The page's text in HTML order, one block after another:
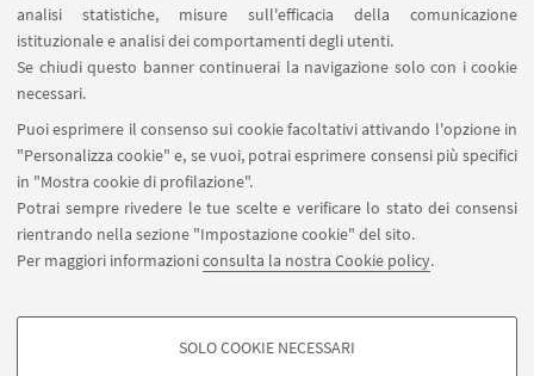
analisi statistiche, misure sull'efficacia della comunicazione
istituzionale e analisi dei comportamenti degli utenti.
Se chiudi questo banner continuerai la navigazione solo con i cookie
necessari.
Puoi esprimere il consenso sui cookie facoltativi attivando l'opzione in
"Personalizza cookie" e, se vuoi, potrai esprimere consensi più specifici
in "Mostra cookie di profilazione".
Potrai sempre rivedere le tue scelte e verificare lo stato dei consensi
rientrando nella sezione "Impostazione cookie" del sito.
Per maggiori informazioniconsulta la nostra Cookie policy.
SOLO COOKIE NECESSARI
SEGUI IL DIPARTIMENTO SU:
SEGUI UNIBO SU:
APP: